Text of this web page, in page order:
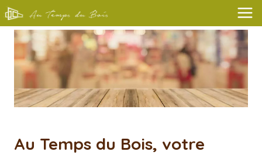
Aller
au
contenu
Au Temps du Bois, votre